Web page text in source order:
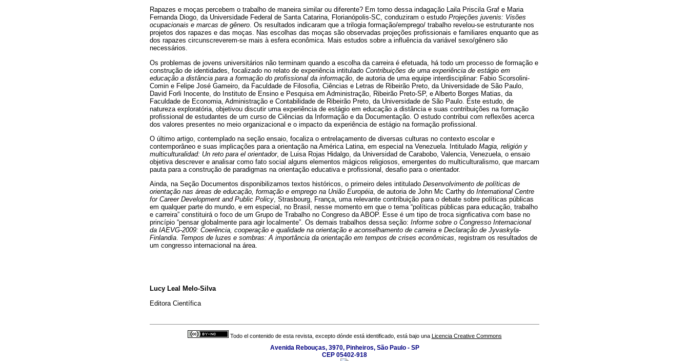
Rapazes e moças percebem o trabalho de maneira similar ou diferente? Em torno dessa indagação Laila Priscila Graf e Maria
Fernanda Diogo, da Universidade Federal de Santa Catarina, Florianópolis-SC, conduziram o estudo Projeções juvenis: Visões
ocupacionais e marcas de gênero. Os resultados indicaram que a trilogia formação/emprego/ trabalho revelou-se estruturante nos
projetos dos rapazes e das moças. Nas escolhas das moças são observadas projeções profissionais e familiares enquanto que as
dos rapazes circunscreverem-se mais à esfera econômica. Mais estudos sobre a influência da variável sexo/gênero são
necessários.
Os problemas de jovens universitários não terminam quando a escolha da carreira é efetuada, há todo um processo de formação e
construção de identidades, focalizado no relato de experiência intitulado Contribuições de uma experiência de estágio em
educação a distância para a formação do profissional da informação , de autoria de uma equipe interdisciplinar: Fabio Scorsolini-
Comin e Felipe José Gameiro, da Faculdade de Filosofia, Ciências e Letras de Ribeirão Preto, da Universidade de São Paulo,
David Forli Inocente, do Instituto de Ensino e Pesquisa em Administração, Ribeirão Preto-SP, e Alberto Borges Matias, da
Faculdade de Economia, Administração e Contabilidade de Ribeirão Preto, da Universidade de São Paulo. Este estudo, de
natureza exploratória, objetivou discutir uma experiência de estágio em educação a distância e suas contribuições na formação
profissional de estudantes de um curso de Ciências da Informação e da Documentação. O estudo contribui com reflexões acerca
dos valores presentes no meio organizacional e o impacto da experiência de estágio na formação profissional.
O último artigo, contemplado na seção ensaio, focaliza o entrelaçamento de diversas culturas no contexto escolar e
contemporâneo e suas implicações para a orientação na América Latina, em especial na Venezuela. Intitulado Magia, religión y
multiculturalidad: Un reto para el orientador, de Luisa Rojas Hidalgo, da Universidad de Carabobo, Valencia, Venezuela, o ensaio
objetiva descrever e analisar como fato social alguns elementos mágicos religiosos, emergentes do multiculturalismo, que marcam
pauta para a construção de paradigmas na orientação educativa e profissional, desafio para o orientador.
Ainda, na Seção Documentos disponibilizamos textos históricos, o primeiro deles intitulado Desenvolvimento de políticas de
orientação nas áreas de educação, formação e emprego na União Européia , de autoria de John Mc Carthy do International Centre
for Career Development and Public Policy , Strasbourg, França, uma relevante contribuição para o debate sobre políticas públicas
em qualquer parte do mundo, e em especial, no Brasil, nesse momento em que o tema “políticas públicas para educação, trabalho
e carreira” constituirá o foco de um Grupo de Trabalho no Congreso da ABOP. Esse é um tipo de troca signficativa com base no
princípio “pensar globalmente para agir localmente”. Os demais trabalhos dessa seção: Informe sobre o Congresso Internacional
da IAEVG-2009: Coerência, cooperação e qualidade na orientação e aconselhamento de carreira e Declaração de Jyvaskyla-
Finlandia Tempos de luzes e sombras: A importância da orientação em tempos de crises econômicas , registram os resultados de
um congresso internacional na área.
Lucy Leal Melo-Silva
Editora Científica
Todo el contenido de esta revista, excepto dónde está identificado, está bajo una Licencia Creative Commons
Avenida Rebouças, 3970, Pinheiros, São Paulo - SP
CEP 05402-918